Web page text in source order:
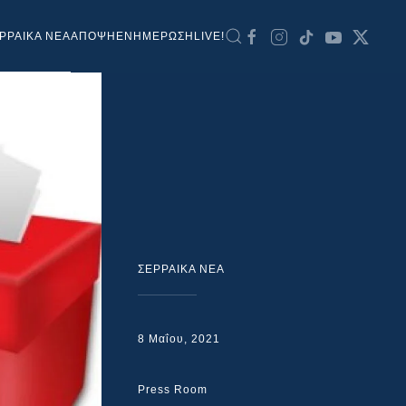
ΝΕΑΑΠΟΨΗ ΕΝΗΜΕΡΩΣΗ LIVE!
ΣΕΡΡΑΙΚΑ ΝΕΑ
8 Μαΐου, 2021
Press Room